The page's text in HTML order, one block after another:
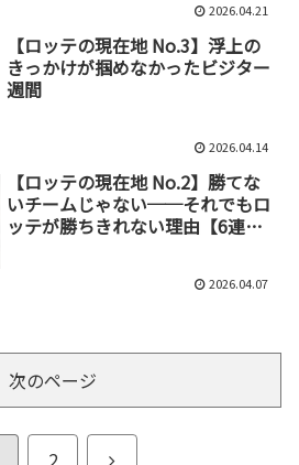
2026.04.21
【ロッテの現在地 No.3】浮上の
きっかけが掴めなかったビジター
週間
2026.04.14
【ロッテの現在地 No.2】勝てな
いチームじゃない──それでもロ
ッテが勝ちきれない理由【6連戦
2026.04.07
次のページ
2 次